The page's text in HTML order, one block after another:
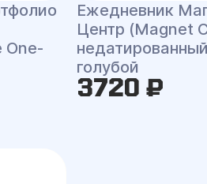
One-
Ежедневник
Центр (Magnet
голубой
3720 ₽